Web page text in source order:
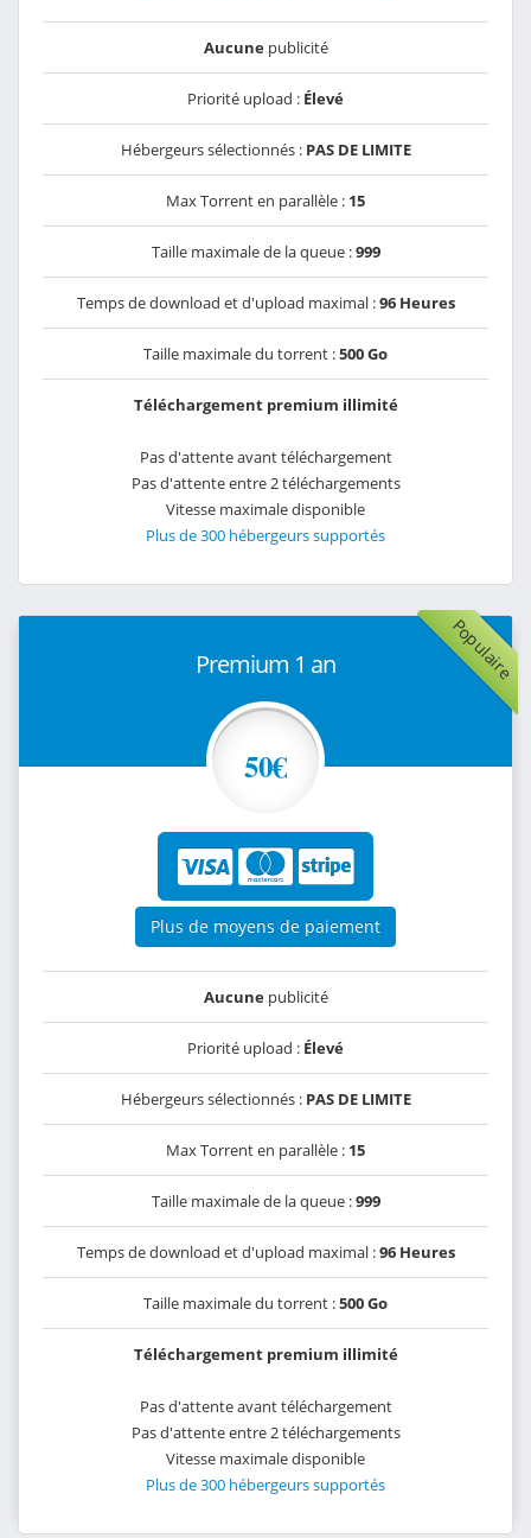
Aucunepublicité
Priorité upload : Élevé
Hébergeurs sélectionnés : PAS DE LIMITE
Max Torrent en parallèle : 15
Taille maximale de la queue :999
Temps de download et d'upload maximal :96 Heures
Taille maximale du torrent :500 Go
Téléchargement premium illimité
Pas d'attente avant téléchargement
Pas d'attente entre 2 téléchargements
Vitesse maximale disponible
Plus de 300 hébergeurs supportés
Populaire
Premium 1 an
50€
Plus de moyens de paiement
Aucunepublicité
Priorité upload : Élevé
Hébergeurs sélectionnés : PAS DE LIMITE
Max Torrent en parallèle : 15
Taille maximale de la queue :999
Temps de download et d'upload maximal :96 Heures
Taille maximale du torrent :500 Go
Téléchargement premium illimité
Pas d'attente avant téléchargement
Pas d'attente entre 2 téléchargements
Vitesse maximale disponible
Plus de 300 hébergeurs supportés